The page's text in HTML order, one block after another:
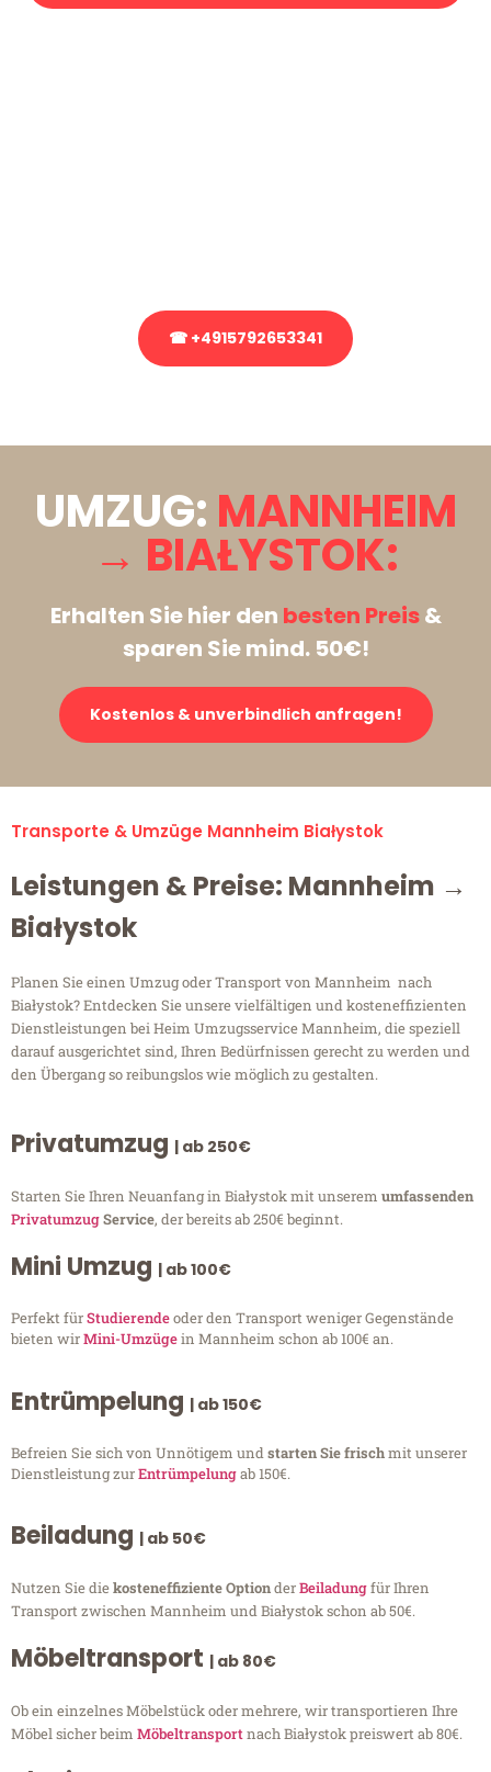
☎ +4915792653341
UMZUG: MANNHEIM
→ BIAŁYSTOK:
Erhalten Sie hier den besten Preis&
sparen Sie mind. 50€!
Kostenlos & unverbindlich anfragen!
Transporte & Umzüge Mannheim Białystok
Leistungen & Preise: Mannheim →
Białystok
Planen Sie einen Umzug oder Transport von Mannheim nach
Białystok? Entdecken Sie unsere vielfältigen und kosteneffizienten
Dienstleistungen bei Heim Umzugsservice Mannheim, die speziell
darauf ausgerichtet sind, Ihren Bedürfnissen gerecht zu werden und
den Übergang so reibungslos wie möglich zu gestalten.
Privatumzug | ab 250€
Starten Sie Ihren Neuanfang in Białystok mit unserem umfassenden
PrivatumzugService, der bereits ab 250€ beginnt.
Mini Umzug | ab 100€
Perfekt fürStudierendeoder den Transport weniger Gegenstände
bieten wirMini-Umzügein Mannheim schon ab 100€ an.
Entrümpelung | ab 150€
Befreien Sie sich von Unnötigem undstarten Sie frischmit unserer
Dienstleistung zurEntrümpelungab 150€.
Beiladung | ab 50€
Nutzen Sie diekosteneffiziente OptionderBeiladungfür Ihren
Transport zwischen Mannheim und Białystok schon ab 50€.
Möbeltransport | ab 80€
Ob ein einzelnes Möbelstück oder mehrere, wir transportieren Ihre
Möbel sicher beim Möbeltransportnach Białystok preiswert ab 80€.